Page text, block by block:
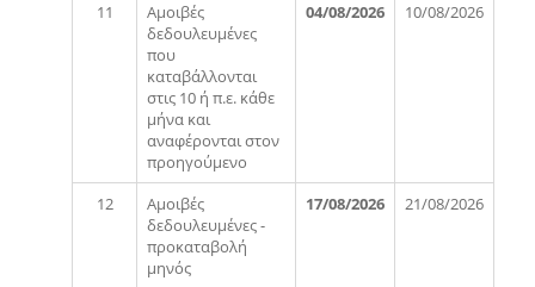
11
Αμοιβές
δεδουλευμένες
που
καταβάλλονται
στις 10 ή π.ε. κάθε
μήνα και
αναφέρονται στον
προηγούμενο
04/08/2026 10/08/2026
12
Αμοιβές
δεδουλευμένες -
προκαταβολή
μηνός
17/08/2026 21/08/2026